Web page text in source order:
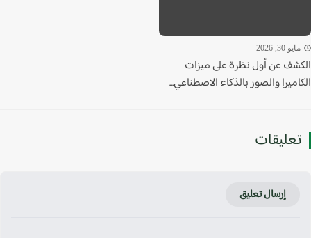
30, 2026
عن أول نظرة على ميزات
والصور بالذكاء الاصطناعي...
إرسال تعليق